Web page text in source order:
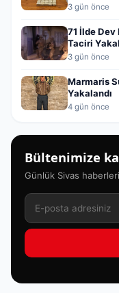
3 gün önce
71 İlde
Taciri
3 gün önce
Marmaris
Yakalandı
4 gün önce
Bültenimize
Günlük Sivas